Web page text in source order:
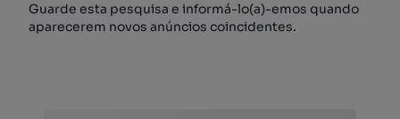
Guarde esta pesquisa e informá-lo(a)-emos quando
aparecerem novos anúncios coincidentes.